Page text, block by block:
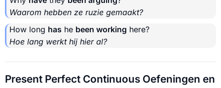
Waarom hebben ze ruzie gemaakt?
How long has he been working here?
Hoe lang werkt hij hier al?
Present Perfect Continuous Oefeningen en